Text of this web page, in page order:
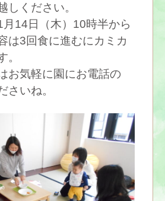
しください。
14日（木）10時半から
は3回食に進むにカミカ
。
お気軽に園にお電話の
さいね。